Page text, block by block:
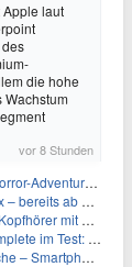
Apple laut
die hohe
Wachstum
vor 8 Stunden
für 27,99€
(statt 17,99€)
ANC für 149,99€
viel Technik in nur 8,9 cm Höhe
Only im Überblick